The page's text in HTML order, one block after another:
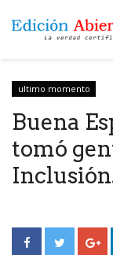
ultimo momento
Buena
tomó